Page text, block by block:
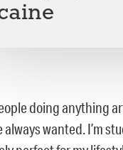
doing anything
always wanted. I’m